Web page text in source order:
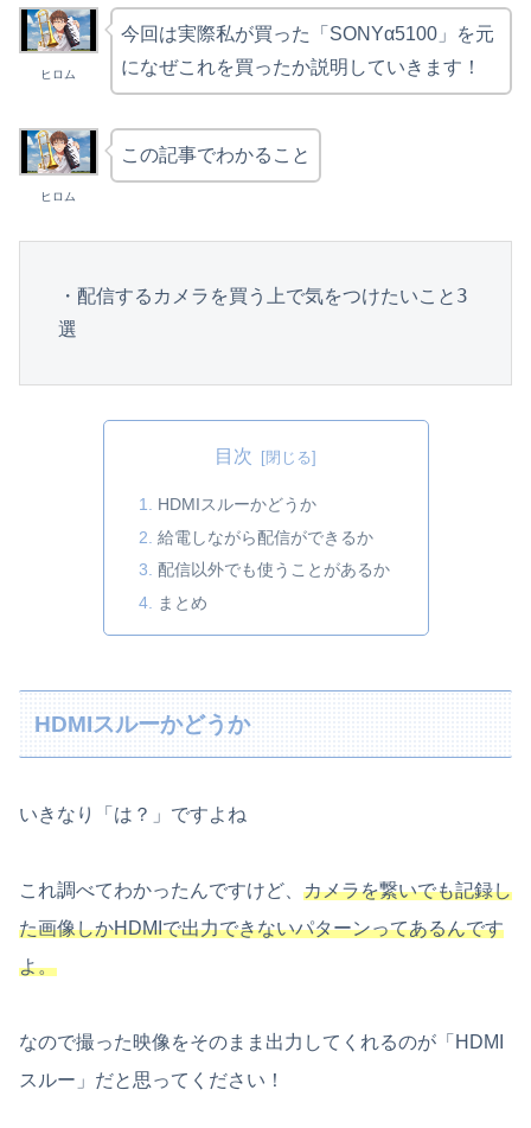
ヒロム
今回は実際私が買った「SONYα5100」を元
になぜこれを買ったか説明していきます！
ヒロム
この記事でわかること
・配信するカメラを買う上で気をつけたいこと3
選
目次
HDMIスルーかどうか
給電しながら配信ができるか
配信以外でも使うことがあるか
まとめ
HDMIスルーかどうか
いきなり「は？」ですよね
これ調べてわかったんですけど、 カメラを繋いでも記録し
た画像しかHDMIで出力できないパターンってあるんです
よ。
なので撮った映像をそのまま出力してくれるのが「HDMI
スルー」だと思ってください！